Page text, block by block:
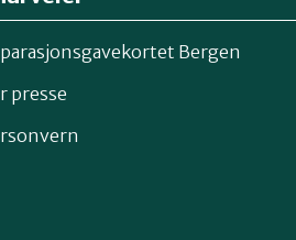
Bergen
presse